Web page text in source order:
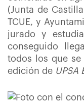
(Junta de
TCUE, y
jurado y
conseguido
todos los que se
edición de UPSA